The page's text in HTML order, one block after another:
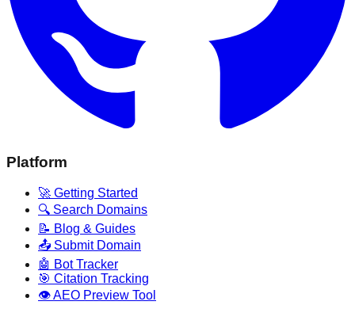
Platform
🚀 Getting Started
🔍 Search Domains
📝 Blog & Guides
📤 Submit Domain
🤖 Bot Tracker
🎯 Citation Tracking
👁️ AEO Preview Tool